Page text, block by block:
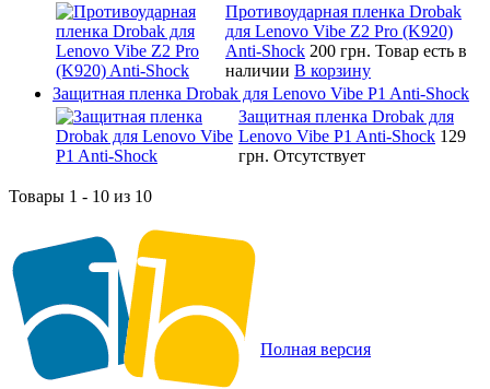
Противоударная пленка Drobak
для Lenovo Vibe Z2 Pro (K920)
Anti-Shock 200 грн. Товар есть в
наличии В корзину
Защитная пленка Drobak для Lenovo Vibe P1 Anti-Shock
Защитная пленка Drobak для
Lenovo Vibe P1 Anti-Shock 129
грн. Отсутствует
Товары 1 - 10 из 10
Полная версия